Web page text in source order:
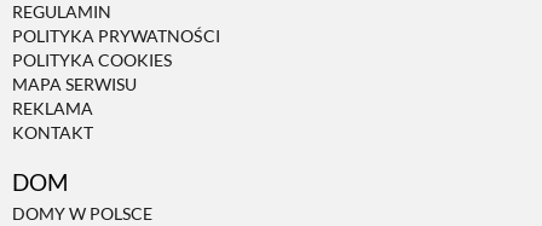
REGULAMIN
POLITYKA PRYWATNOŚCI
POLITYKA COOKIES
MAPA SERWISU
REKLAMA
KONTAKT
DOM
DOMY W POLSCE